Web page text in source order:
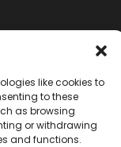
like cookies to
to these
as browsing
or withdrawing
and functions.
) Fuerteventura